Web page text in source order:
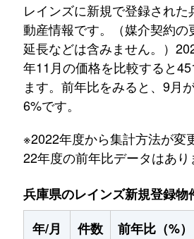
レインズに新規で登録された
動産情報です。（媒介契約の
延長などは含みません。）
年11月の価格を比較すると
ます。前年比をみると、9月
6%です。
※2022年度から集計方法が変
22年度の前年比データはあり
兵庫県のレインズ新規登録
年/月
件数 前年比（%）